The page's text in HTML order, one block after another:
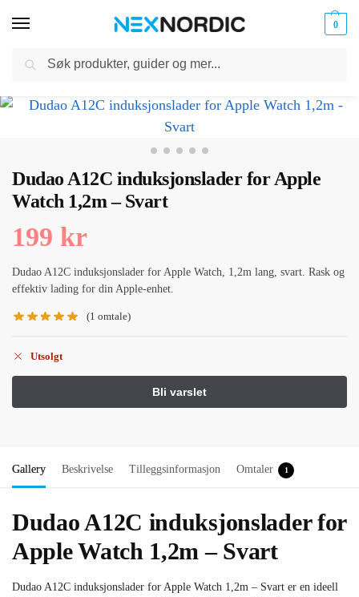
0
til
Kabler
Dudao A12C induksjonslader for Apple
Watch 1,2m – Svart
199 kr
Dudao A12C induksjonslader for Apple Watch, 1,2m lang, svart. Rask og
effektiv lading for din Apple-enhet.
(1 omtale)
Utsolgt
Gallery Beskrivelse Tilleggsinformasjon Omtaler 1
Dudao A12C induksjonslader for
Apple Watch 1,2m – Svart
Dudao A12C induksjonslader for Apple Watch 1,2m – Svart er en ideell